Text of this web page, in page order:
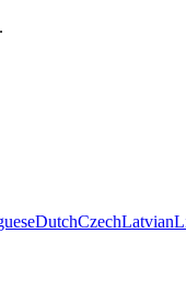
DutchCzechLatvian